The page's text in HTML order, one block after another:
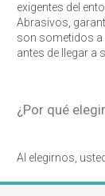
exigentes del
Abrasivos,
son sometidos
antes de llegar a
¿Por qué
Al elegirnos,